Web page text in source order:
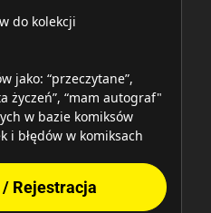
do kolekcji
jako: “przeczytane”,
życzeń”, “mam autograf"
w bazie komiksów
i błędów w komiksach
Rejestracja